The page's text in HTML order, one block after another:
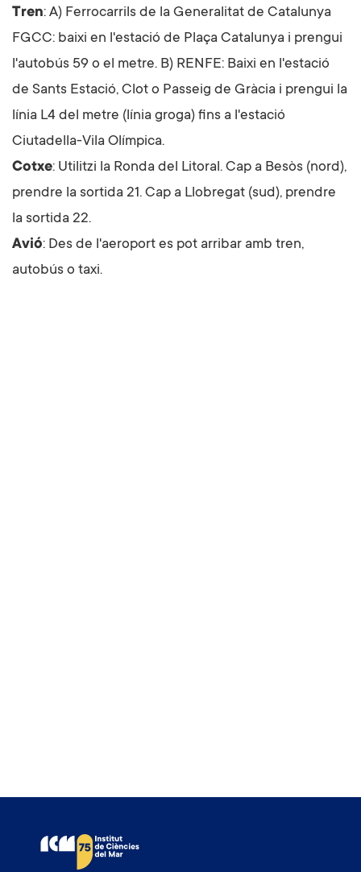
Tren: A) Ferrocarrils de la Generalitat de Catalunya
FGCC: baixi en l'estació de Plaça Catalunya i prengui
l'autobús 59 o el metre. B) RENFE: Baixi en l'estació
de Sants Estació, Clot o Passeig de Gràcia i prengui la
línia L4 del metre (línia groga) fins a l'estació
Ciutadella-Vila Olímpica.
Cotxe: Utilitzi la Ronda del Litoral. Cap a Besòs (nord),
prendre la sortida 21. Cap a Llobregat (sud), prendre
la sortida 22.
Avió: Des de l'aeroport es pot arribar amb tren,
autobús o taxi.